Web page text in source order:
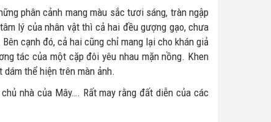
phân cảnh mang màu sắc tươi sáng, tràn ngập
lý của nhân vật thì cả hai đều gượng gạo, chưa
cạnh đó, cả hai cũng chỉ mang lại cho khán giả
tác của một cặp đôi yêu nhau mặn nồng. Khen
thể hiện trên màn ảnh.
nhà của Mây…. Rất may rằng đất diễn của các